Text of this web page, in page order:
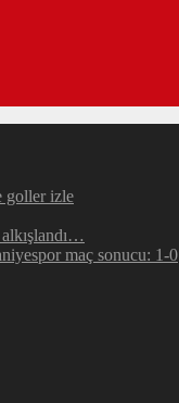
goller izle
maç sonucu: 1-0